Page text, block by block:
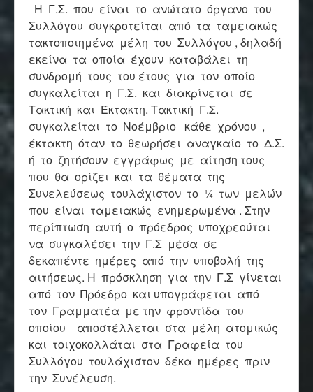
Η Γ.Σ. που είναι το ανώτατο όργανο του
Συλλόγου συγκροτείται από τα ταμειακώς
τακτοποιημένα μέλη του Συλλόγου , δηλαδή
εκείνα τα οποία έχουν καταβάλει τη
συνδρομή τους του έτους για τον οποίο
συγκαλείται η Γ.Σ. και διακρίνεται σε
Τακτική και Έκτακτη. Τακτική Γ.Σ.
συγκαλείται το Νοέμβριο κάθε χρόνου ,
έκτακτη όταν το θεωρήσει αναγκαίο το Δ.Σ.
ή το ζητήσουν εγγράφως με αίτηση τους
που θα ορίζει και τα θέματα της
Συνελεύσεως τουλάχιστον το ¼ των μελών
που είναι ταμειακώς ενημερωμένα . Στην
περίπτωση αυτή ο πρόεδρος υποχρεούται
να συγκαλέσει την Γ.Σ μέσα σε
δεκαπέντε ημέρες από την υποβολή της
αιτήσεως. Η πρόσκληση για την Γ.Σ γίνεται
από τον Πρόεδρο και υπογράφεται από
τον Γραμματέα με την φροντίδα του
οποίου αποστέλλεται στα μέλη ατομικώς
και τοιχοκολλάται στα Γραφεία του
Συλλόγου τουλάχιστον δέκα ημέρες πριν
την Συνέλευση.